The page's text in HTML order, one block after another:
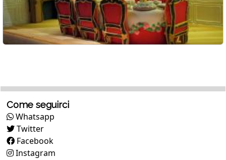
Come seguirci
Whatsapp
Twitter
Facebook
Instagram